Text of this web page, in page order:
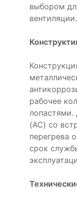
выбором
вентиляции.
рабочее
лопастями.
(AC) со
перегрева
срок